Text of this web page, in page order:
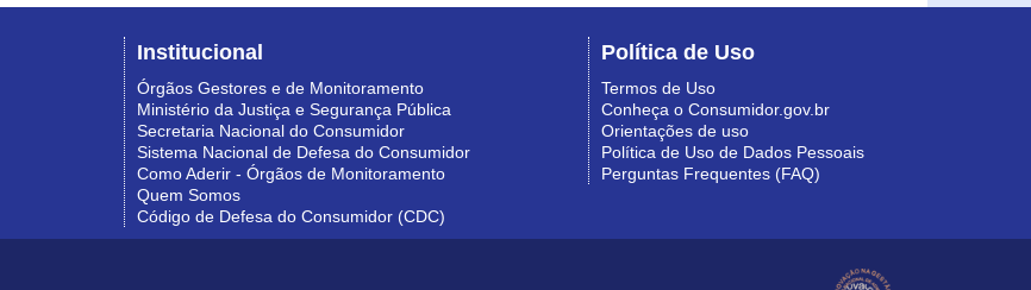
Institucional
Órgãos Gestores e de Monitoramento
Ministério da Justiça e Segurança Pública
Secretaria Nacional do Consumidor
Sistema Nacional de Defesa do Consumidor
Como Aderir - Órgãos de Monitoramento
Quem Somos
Código de Defesa do Consumidor (CDC)
Política de Uso
Termos de Uso
Conheça o Consumidor.gov.br
Orientações de uso
Política de Uso de Dados Pessoais
Perguntas Frequentes (FAQ)